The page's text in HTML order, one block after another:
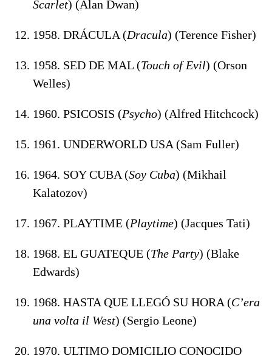
Scarlet) (Alan Dwan)
1958. DRÁCULA (Dracula) (Terence Fisher)
1958. SED DE MAL (Touch of Evil) (Orson
Welles)
1960. PSICOSIS (Psycho) (Alfred Hitchcock)
1961. UNDERWORLD USA (Sam Fuller)
1964. SOY CUBA (Soy Cuba) (Mikhail
Kalatozov)
1967. PLAYTIME (Playtime) (Jacques Tati)
1968. EL GUATEQUE (The Party) (Blake
Edwards)
1968. HASTA QUE LLEGÓ SU HORA (C’era
una volta il West) (Sergio Leone)
1970. ULTIMO DOMICILIO CONOCIDO